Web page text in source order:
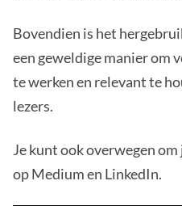
Bovendien is het
een geweldige manier om
te werken en relevant te
lezers.
Je kunt ook overwegen
op Medium en LinkedIn.